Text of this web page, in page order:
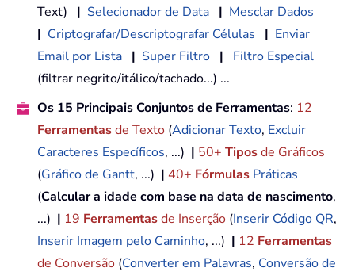
Text) | Selecionador de Data | Mesclar Dados
| Criptografar/Descriptografar Células | Enviar
Email por Lista | Super Filtro |
Filtro Especial
(filtrar negrito/itálico/tachado...) ...
Os 15 Principais Conjuntos de Ferramentas: 12
Ferramentasde Texto (Adicionar Texto, Excluir
Caracteres Específicos, ...) | 50+ Tiposde Gráficos
(Gráfico de Gantt, ...) | 40+ Fórmulas Práticas
(Calcular a idade com base na data de nascimento,
...) | 19 Ferramentasde Inserção (Inserir Código QR,
Inserir Imagem pelo Caminho, ...) | 12 Ferramentas
de Conversão (Converter em Palavras, Conversão de